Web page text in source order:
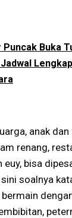
Puncak Buka
anak
renang,
euy, bisa
soalnya